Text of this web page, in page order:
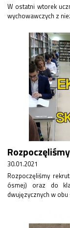
W ostatni wtorek
wychowawczych z
30.01.2021
Rozpoczęliśmy
ósmej) oraz do
dwujęzycznych w obu